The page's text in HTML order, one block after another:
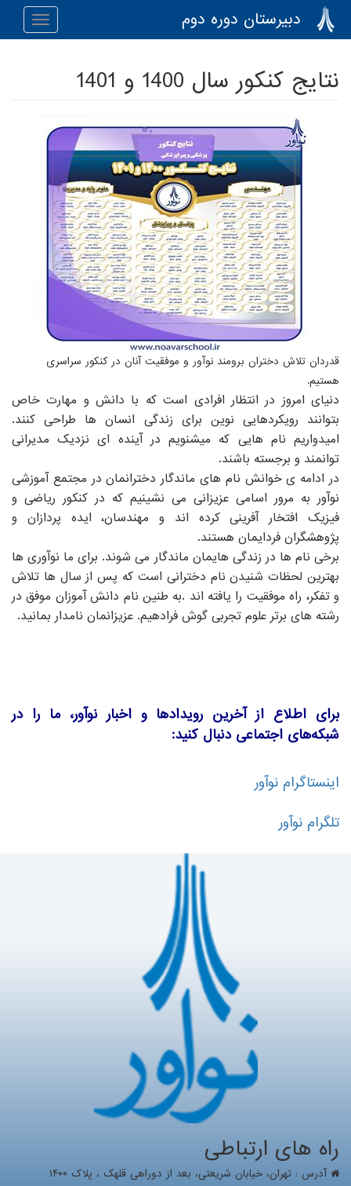
رفتن به محتوای اصلی
دبیرستان دوره دوم
Toggle
نتایج کنکور سال 1400 و 1401
قدردان تلاش دختران برومند نوآور و موفقیت آنان در کنکور سراسری
هستیم.
دنیای امروز در انتظار افرادی است که با دانش و مهارت خاص
بتوانند رویکردهایی نوین برای زندگی انسان ها طراحی کنند.
امیدواریم نام هایی که میشنویم در آینده ای نزدیک مدیرانی
توانمند و برجسته باشند.
در ادامه ی خوانش نام های ماندگار دخترانمان در مجتمع آموزشی
نوآور به مرور اسامی عزیزانی می نشینیم که در کنکور ریاضی و
فیزیک افتخار آفرینی کرده اند و مهندسان، ایده پردازان و
پژوهشگران فردایمان هستند.
برخی نام ها در زندگی هایمان ماندگار می شوند. برای ما نوآوری ها
بهترین لحظات شنیدن نام دخترانی است که پس از سال ها تلاش
و تفکر، راه موفقیت را یافته اند .به طنین نام دانش آموزان موفق در
رشته های برتر علوم تجربی گوش فرادهیم. عزیزانمان نامدار بمانید.
برای اطلاع از آخرین رویدادها و اخبار نوآور، ما را در
شبکه‌های اجتماعی دنبال کنید:
اینستاگرام نوآور
تلگرام نوآور
راه های ارتباطی
آدرس : تهران، خيابان شریعتی، بعد از دوراهی قلهک ، پلاک ۱۴۰۰